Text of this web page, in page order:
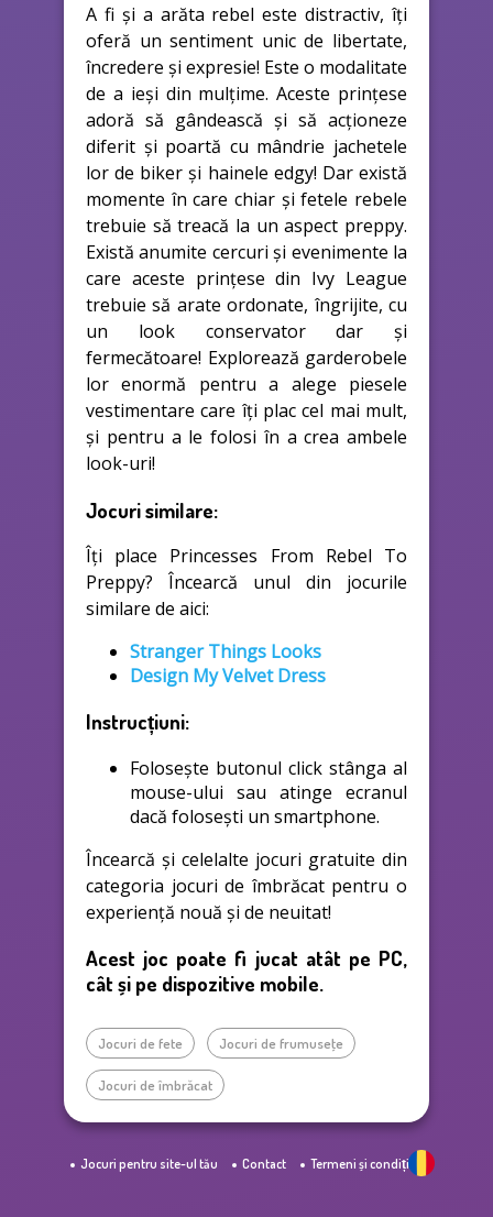
A fi și a arăta rebel este distractiv, îți
oferă un sentiment unic de libertate,
încredere și expresie! Este o modalitate
de a ieși din mulțime. Aceste prințese
adoră să gândească și să acționeze
diferit și poartă cu mândrie jachetele
lor de biker și hainele edgy! Dar există
momente în care chiar și fetele rebele
trebuie să treacă la un aspect preppy.
Există anumite cercuri și evenimente la
care aceste prințese din Ivy League
trebuie să arate ordonate, îngrijite, cu
un look conservator dar și
fermecătoare! Explorează garderobele
lor enormă pentru a alege piesele
vestimentare care îți plac cel mai mult,
și pentru a le folosi în a crea ambele
look-uri!
Jocuri similare:
Îți place Princesses From Rebel To
Preppy? Încearcă unul din jocurile
similare de aici:
Stranger Things Looks
Design My Velvet Dress
Instrucțiuni:
Folosește butonul click stânga al
mouse-ului sau atinge ecranul
dacă folosești un smartphone.
Încearcă și celelalte jocuri gratuite din
categoria jocuri de îmbrăcat pentru o
experiență nouă și de neuitat!
Acest joc poate fi jucat atât pe PC,
cât și pe dispozitive mobile.
Jocuri de fete Jocuri de frumuseţe
Jocuri de îmbrăcat
Jocuri pentru site-ul tău Contact Termeni și condiții